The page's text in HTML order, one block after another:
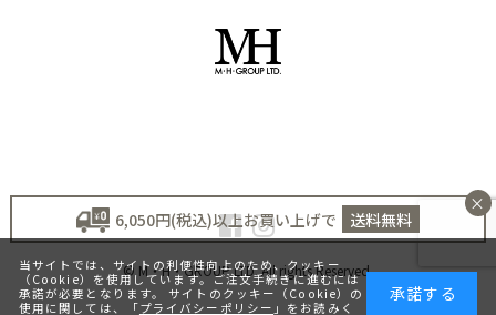
6,050円(税込)以上お買い上げで 送料無料
×
© M・H・GROUP LTD. All rights Reserved.
当サイトでは、サイトの利便性向上のため、クッキー
（Cookie）を使用しています。ご注文手続きに進むには
承諾が必要となります。 サイトのクッキー（Cookie）の
使用に関しては、「プライバシーポリシー 」をお読みく
承諾する